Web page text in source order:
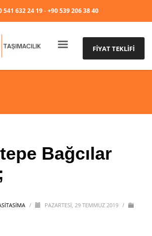
541 632 24 19-+90 539 206 38 40
FİYAT TEKLİFİ
Bağcılar
/ PAZARTESI, 29 TEMMUZ 2019 /